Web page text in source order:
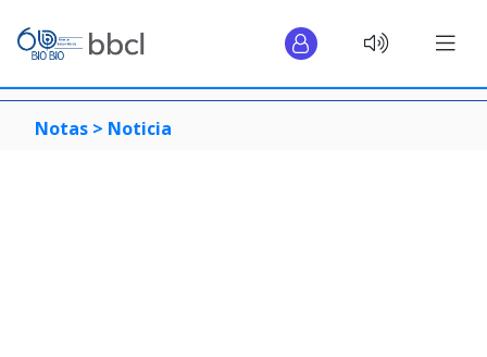
Notas > Noticia